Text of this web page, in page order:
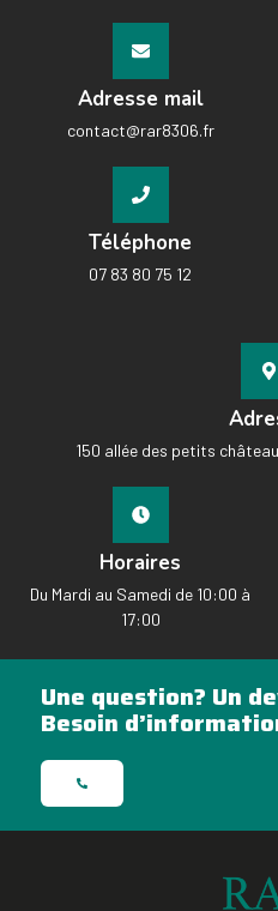
Adresse mail
contact@rar8306.fr
Téléphone
07 83 80 75 12
150 allée des petits
Horaires
Du Mardi au Samedi de 10:00 à
17:00
Une question? Un
Besoin